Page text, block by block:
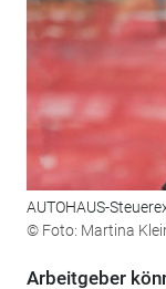
AUTOHAUS-
© Foto: Martina
Arbeitgeber